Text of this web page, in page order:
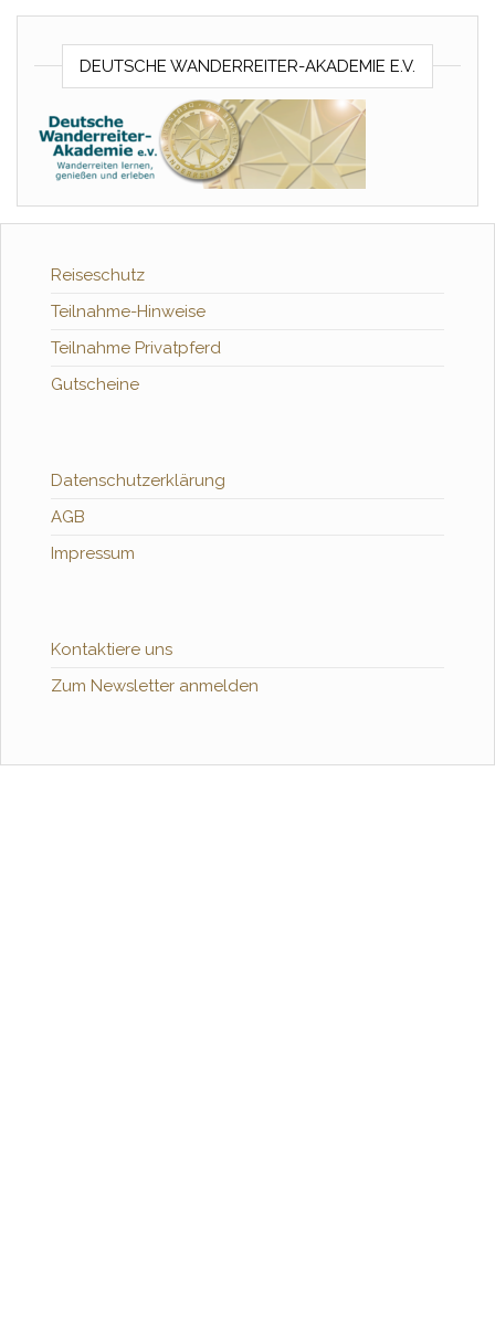
DEUTSCHE WANDERREITER-AKADEMIE E.V.
Reiseschutz
Teilnahme-Hinweise
Teilnahme Privatpferd
Gutscheine
Datenschutzerklärung
AGB
Impressum
Kontaktiere uns
Zum Newsletter anmelden